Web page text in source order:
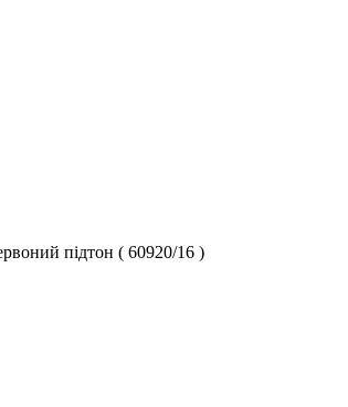
підтон ( 60920/16 )